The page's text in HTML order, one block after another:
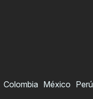
Colombia México Perú